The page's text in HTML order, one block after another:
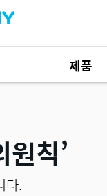
제품
제품 자료684
원칙
다.